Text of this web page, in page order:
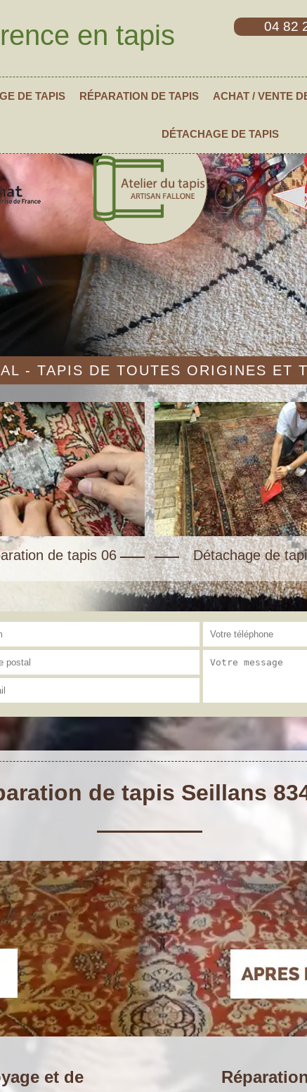
en tapis 04 82
DE TAPIS RÉPARATION DE TAPIS ACHAT / VENTE
DÉTACHAGE DE TAPIS
- TAPIS DE TOUTES ORIGINES ET
de tapis 06 Détachage de
de tapis Seillans
et de